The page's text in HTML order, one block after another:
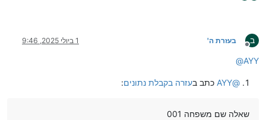
ב
מנותק
בעזרת ה' 1 ביולי 2025, 9:46
@AYY
@
AYY כתב בעזרה בקבלת נתונים:
שאלה שם משפחה 001